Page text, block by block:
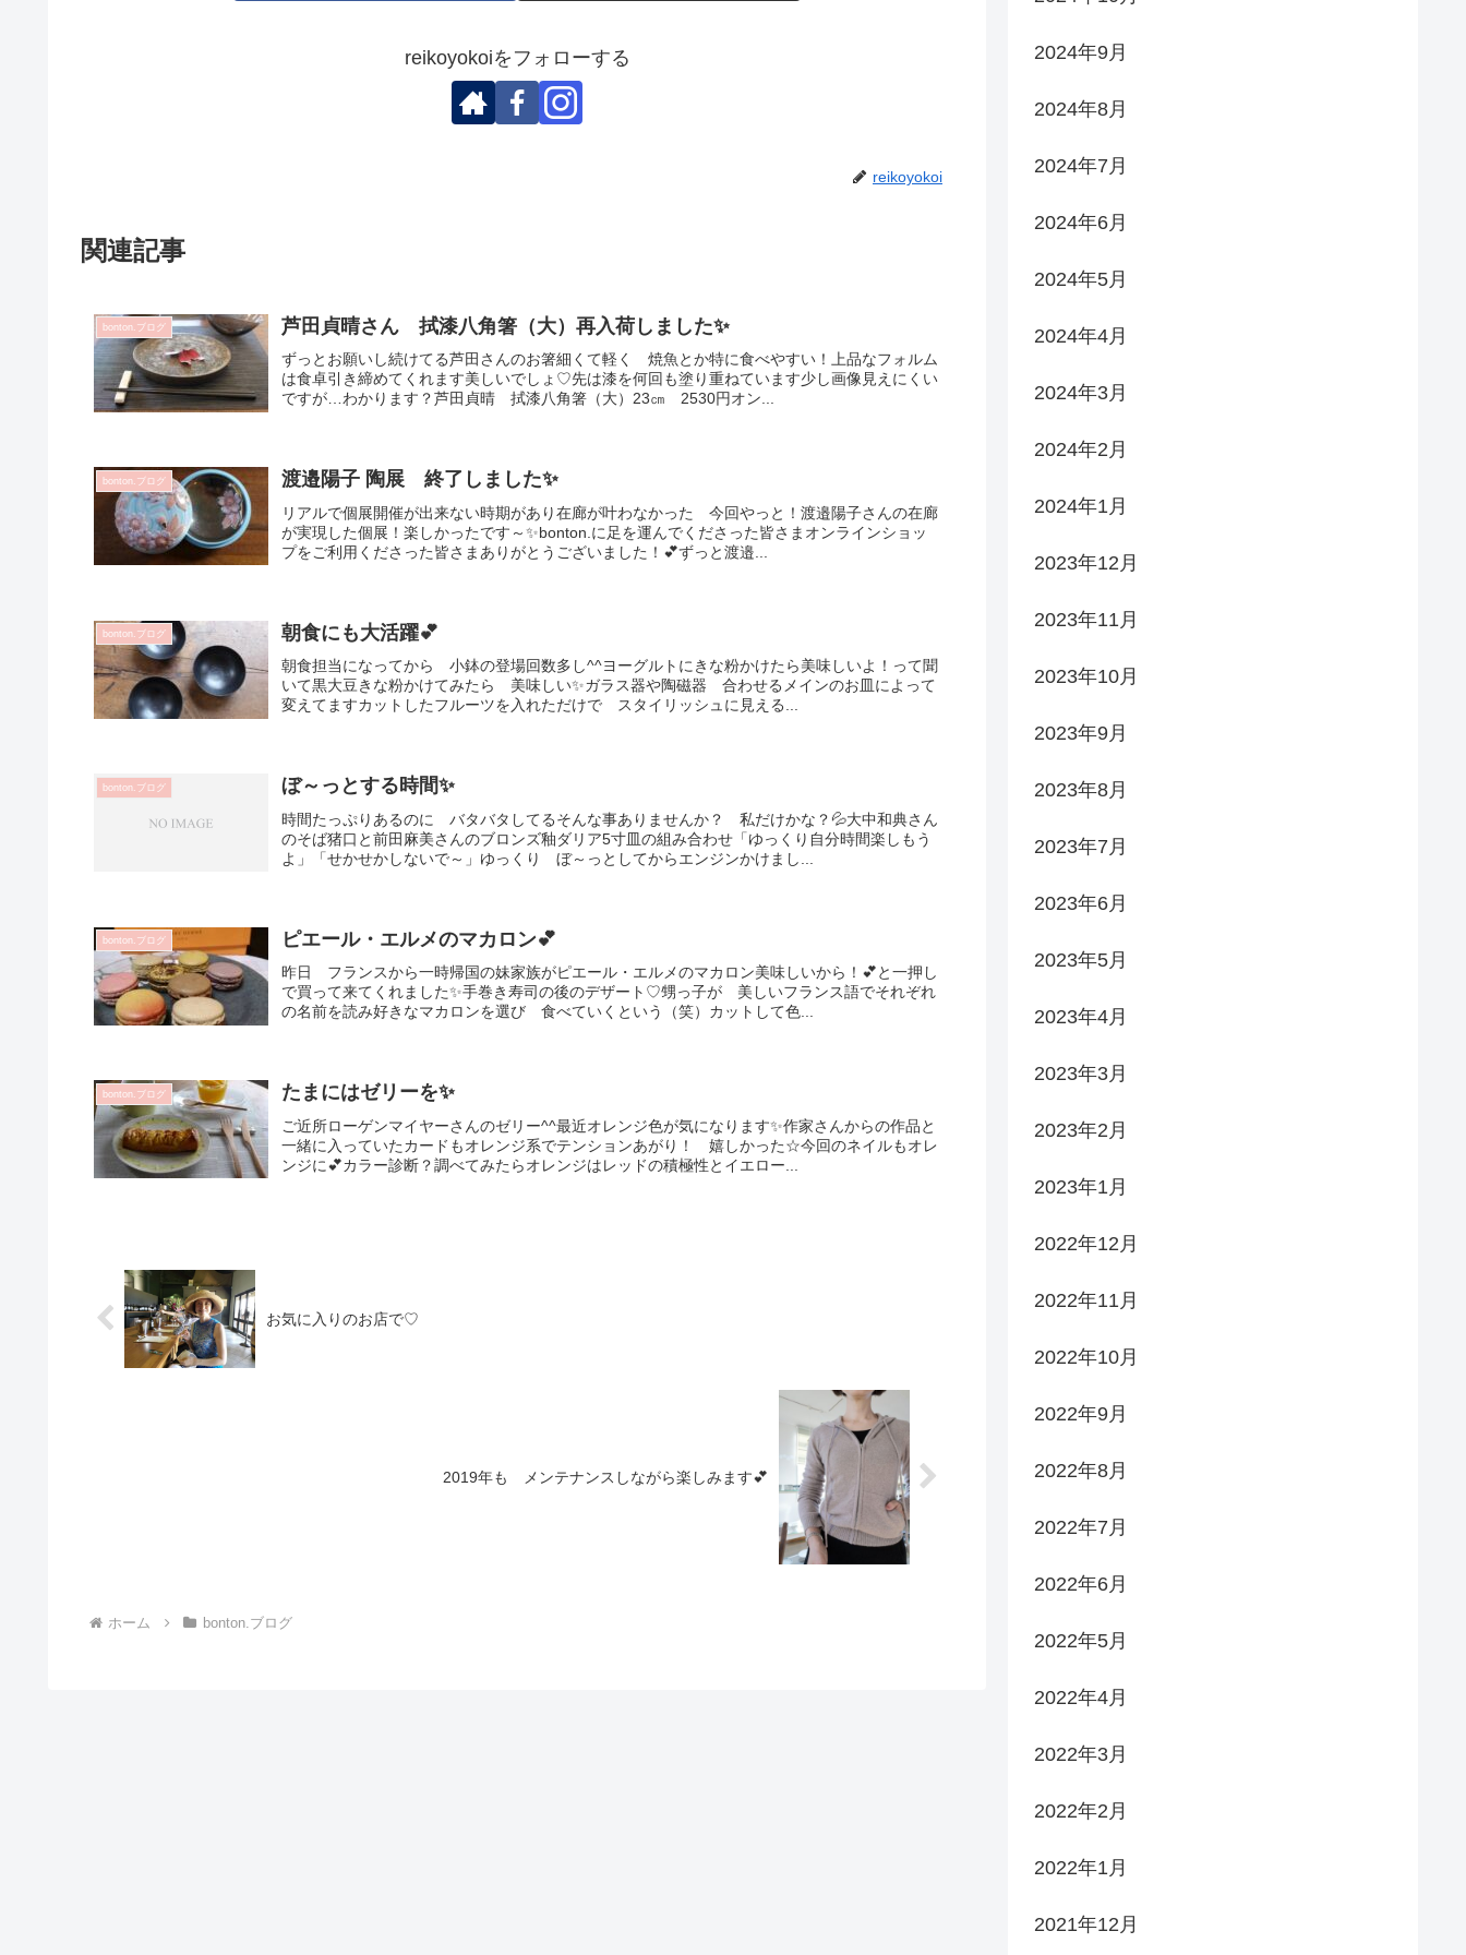
reikoyokoiをフォローする
reikoyokoi
関連記事
bonton.ブログ 芦田貞晴さん 拭漆八角箸（大）再入荷しました✨
ずっとお願いし続けてる芦田さんのお箸細くて軽く 焼魚とか特に食べやすい！上品なフォルム
は食卓引き締めてくれます美しいでしょ♡先は漆を何回も塗り重ねています少し画像見えにくい
ですが…わかります？芦田貞晴 拭漆八角箸（大）23㎝ 2530円オン...
bonton.ブログ 渡邉陽子 陶展 終了しました✨
リアルで個展開催が出来ない時期があり在廊が叶わなかった 今回やっと！渡邉陽子さんの在廊
が実現した個展！楽しかったです～✨bonton.に足を運んでくださった皆さまオンラインショッ
プをご利用くださった皆さまありがとうございました！💕ずっと渡邉...
bonton.ブログ 朝食にも大活躍💕
朝食担当になってから 小鉢の登場回数多し^^ヨーグルトにきな粉かけたら美味しいよ！って聞
いて黒大豆きな粉かけてみたら 美味しい✨ガラス器や陶磁器 合わせるメインのお皿によって
変えてますカットしたフルーツを入れただけで スタイリッシュに見える...
bonton.ブログ ぼ～っとする時間✨
時間たっぷりあるのに バタバタしてるそんな事ありませんか？ 私だけかな？💦大中和典さん
のそば猪口と前田麻美さんのブロンズ釉ダリア5寸皿の組み合わせ「ゆっくり自分時間楽しもう
よ」「せかせかしないで～」ゆっくり ぼ～っとしてからエンジンかけまし...
bonton.ブログ ピエール・エルメのマカロン💕
昨日 フランスから一時帰国の妹家族がピエール・エルメのマカロン美味しいから！💕と一押し
で買って来てくれました✨手巻き寿司の後のデザート♡甥っ子が 美しいフランス語でそれぞれ
の名前を読み好きなマカロンを選び 食べていくという（笑）カットして色...
bonton.ブログ たまにはゼリーを✨
ご近所ローゲンマイヤーさんのゼリー^^最近オレンジ色が気になります✨作家さんからの作品と
一緒に入っていたカードもオレンジ系でテンションあがり！ 嬉しかった☆今回のネイルもオレ
ンジに💕カラー診断？調べてみたらオレンジはレッドの積極性とイエロー...
お気に入りのお店で♡
2019年も メンテナンスしながら楽しみます💕
ホーム bonton.ブログ
2024年9月
2024年8月
2024年7月
2024年6月
2024年5月
2024年4月
2024年3月
2024年2月
2024年1月
2023年12月
2023年11月
2023年10月
2023年9月
2023年8月
2023年7月
2023年6月
2023年5月
2023年4月
2023年3月
2023年2月
2023年1月
2022年12月
2022年11月
2022年10月
2022年9月
2022年8月
2022年7月
2022年6月
2022年5月
2022年4月
2022年3月
2022年2月
2022年1月
2021年12月